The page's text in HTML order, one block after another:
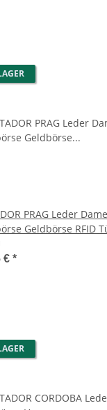
PRAG Leder
Geldbörse RFID
€ *